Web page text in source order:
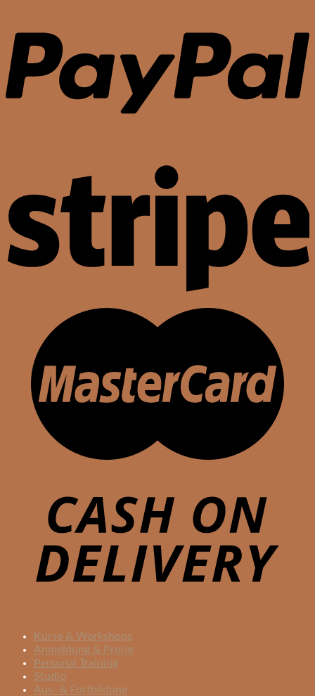
Kurse & Workshops
Anmeldung & Preise
Personal Training
Studio
Aus- & Fortbildung